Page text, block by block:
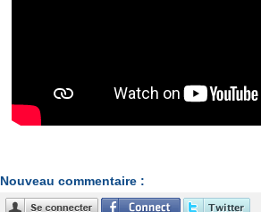
Nouveau commentaire :